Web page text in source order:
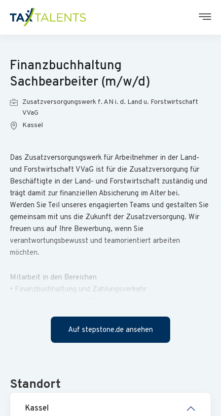
Finanzbuchhaltung
Sachbearbeiter (m/w/d)
Zusatzversorgungswerk f. AN i. d. Land u. Forstwirtschaft
VVaG
Kassel
Das Zusatzversorgungswerk für Arbeitnehmer in der Land-
und Forstwirtschaft VVaG ist für die Zusatzversorgung für
Beschäftigte in der Land- und Forstwirtschaft zuständig und
trägt damit zur finanziellen Absicherung im Alter bei.
Werden Sie Teil unseres engagierten Teams und gestalten Sie
gemeinsam mit uns die Zukunft der Zusatzversorgung. Wir
freuen uns auf Ihre Bewerbung, wenn Sie
verantwortungsbewusst und teamorientiert arbeiten
möchten.
Mitarbeit in den Bereichen
• Finanzbuchhaltung und Zahlungsverkehr
• Haushalts- und Liquiditätsplanung
• Digitale Archivierung
Finanzbuchhaltung; Erfahrung mit DATEV ist von Vorteil
• Kollegiales und dienstleistungsorientiertes Auftreten
Auf stepstone.de ansehen
Standort
Kassel